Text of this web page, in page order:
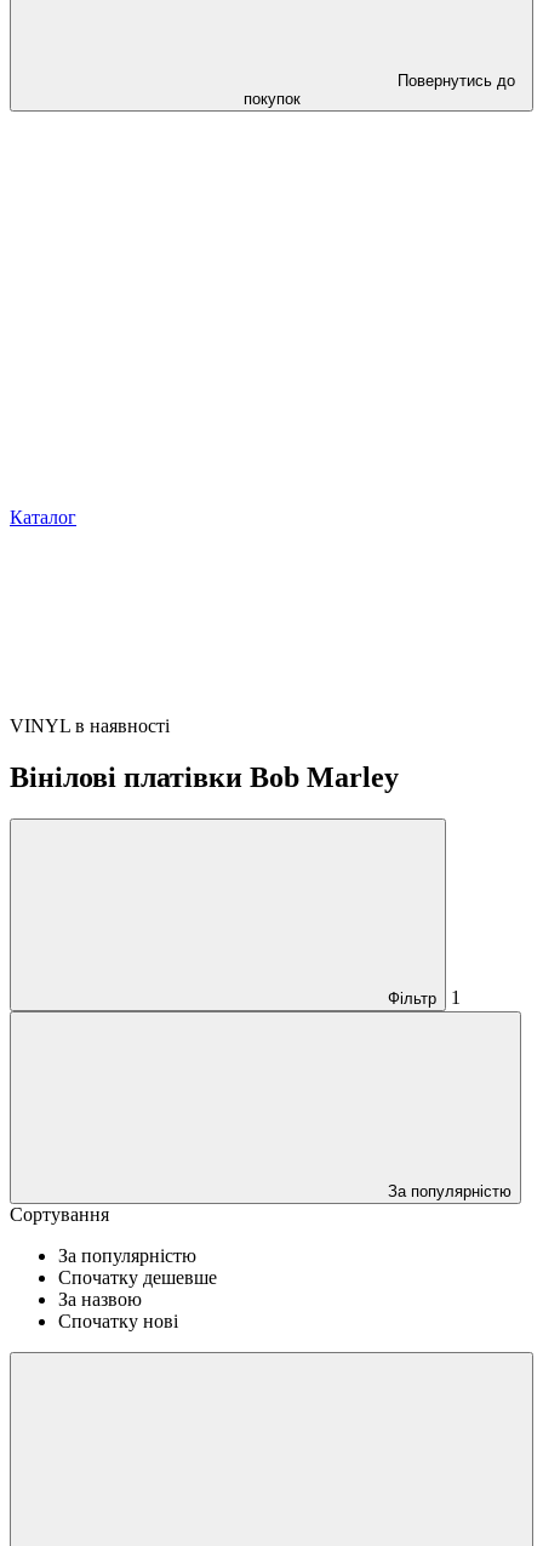
Повернутись до
покупок
Каталог
VINYL в наявності
Вінілові платівки Bob Marley
Фільтр 1
За популярністю
Сортування
За популярністю
Спочатку дешевше
За назвою
Спочатку нові